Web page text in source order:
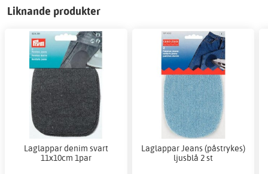
Liknande produkter
Laglappar denim svart
11x10cm 1par
Laglappar Jeans (påstrykes)
ljusblå 2 st